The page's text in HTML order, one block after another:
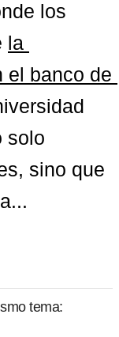
los
la
el banco de
solo
sino que
tema: